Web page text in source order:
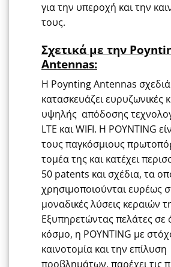
για την υπεροχή και την
τους.
Σχετικά με την
Antennas:
Η Poynting Antennas
κατασκευάζει ευρυζωνικές
υψηλής απόδοσης
LTE και WIFI. Η POYNTING
τους παγκόσμιους
τομέα της και κατέχει
50 patents και σχέδια, τα
χρησιμοποιούνται ευρέως
μοναδικές λύσεις κεραιών
Εξυπηρετώντας πελάτες σε
κόσμο, η POYNTING με
καινοτομία και την επίλυση
προβλημάτων, παρέχει τις